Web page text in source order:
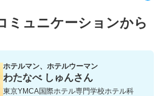
ミュニケーションから
ホテルマン、ホテルウーマン
わたなべ しゅんさん
東京YMCA国際ホテル専門学校ホテル科